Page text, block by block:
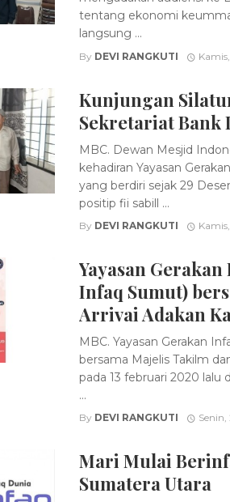
tentang ekonomi
langsung ...
By DEVI RANGKUTI
Kunjungan
Sekretariat Bank
MBC. Dewan Mesjid
kehadiran Yayasan
yang berdiri sejak 29
positip fii sabill ...
By DEVI RANGKUTI
Yayasan
Infaq Sumut)
Arrivai Adakan
MBC. Yayasan Gerakan
bersama Majelis Takilm
pada 13 februari 2020 lalu
...
By DEVI RANGKUTI
Mari Mulai
Sumatera Utara